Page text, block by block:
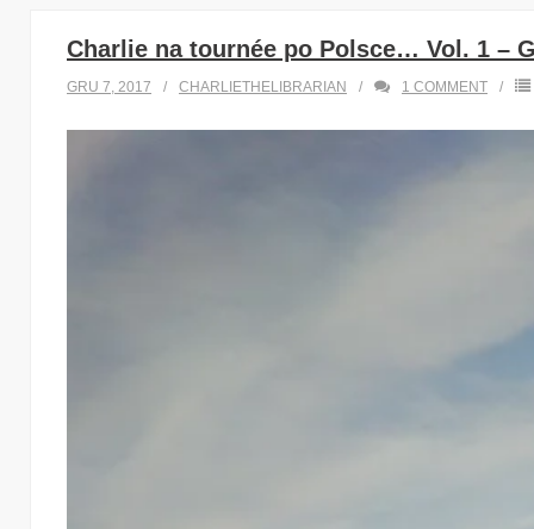
Charlie na tournée po Polsce… Vol. 1 –
GRU 7, 2017 CHARLIETHELIBRARIAN 1 COMMENT